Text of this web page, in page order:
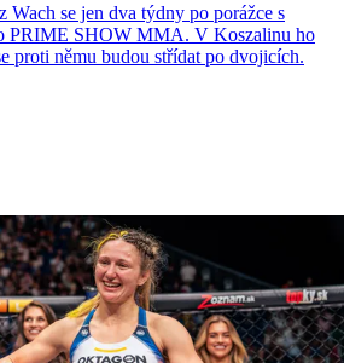
Wach se jen dva týdny po porážce s
PRIME SHOW MMA. V Koszalinu ho
proti němu budou střídat po dvojicích.